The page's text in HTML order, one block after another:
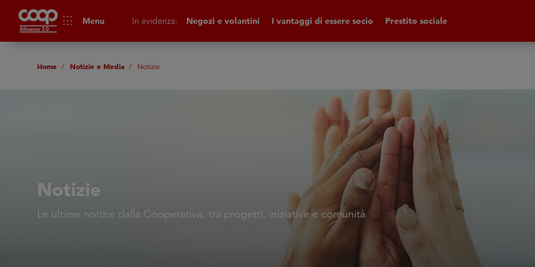
apps Menu In evidenza: Negozi e volantini I vantaggi di essere socio Prestito sociale
Home Notizie e Media Notizie
Notizie
Le ultime notizie dalla Cooperativa, tra progetti, iniziative e comunità